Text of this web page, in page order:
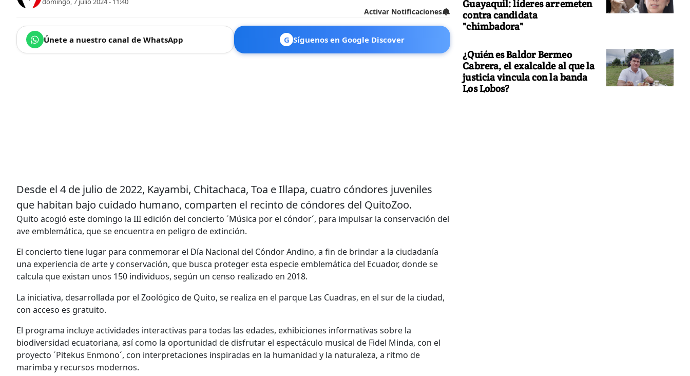
Activar Notificaciones
Únete a nuestro canal de WhatsApp G Síguenos en Google Discover
Desde el 4 de julio de 2022, Kayambi, Chitachaca, Toa e Illapa, cuatro cóndores juveniles
que habitan bajo cuidado humano, comparten el recinto de cóndores del QuitoZoo.
Quito acogió este domingo la III edición del concierto ´Música por el cóndor´, para impulsar la conservación del
ave emblemática, que se encuentra en peligro de extinción.
El concierto tiene lugar para conmemorar el Día Nacional del Cóndor Andino, a fin de brindar a la ciudadanía
una experiencia de arte y conservación, que busca proteger esta especie emblemática del Ecuador, donde se
calcula que existan unos 150 individuos, según un censo realizado en 2018.
La iniciativa, desarrollada por el Zoológico de Quito, se realiza en el parque Las Cuadras, en el sur de la ciudad,
con acceso es gratuito.
El programa incluye actividades interactivas para todas las edades, exhibiciones informativas sobre la
biodiversidad ecuatoriana, así como la oportunidad de disfrutar el espectáculo musical de Fidel Minda, con el
proyecto ´Pitekus Enmono´, con interpretaciones inspiradas en la humanidad y la naturaleza, a ritmo de
marimba y recursos modernos.
Guayaquil: líderes arremeten
contra candidata
"chimbadora"
¿Quién es Baldor Bermeo
Cabrera, el exalcalde al que la
justicia vincula con la banda
Los Lobos?